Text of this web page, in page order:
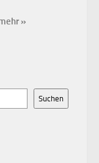
»
Suchen